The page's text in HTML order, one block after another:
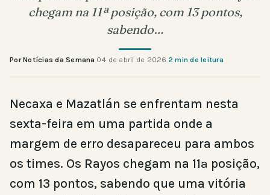
chegam na 11ª posição, com 13 pontos,
sabendo…
Por Notícias da Semana·04 de abril de 2026·2 min de leitura
Necaxa e Mazatlán se enfrentam nesta
sexta-feira em uma partida onde a
margem de erro desapareceu para ambos
os times. Os Rayos chegam na 11ª posição,
com 13 pontos, sabendo que uma vitória